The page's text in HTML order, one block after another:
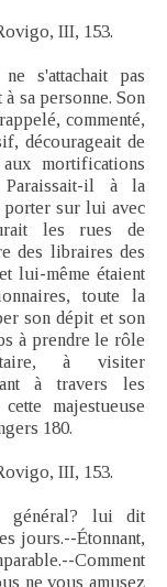
III, 153.
s'attachait pas
sa personne. Son
commenté,
décourageait de
mortifications
il à la
porter sur lui avec
les rues de
des libraires des
lui-même étaient
toute la
son dépit et son
à prendre le rôle
à visiter
à travers les
majestueuse
180.
III, 153.
général? lui dit
jours.--Étonnant,
Comment
ne vous amusez